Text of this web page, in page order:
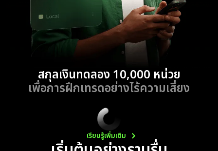
สกุลเงินทดลอง 10,000 หน่วย
เพื่อการฝึกเทรดอย่างไร้ความเสี่ยง
เรียนรู้เพิ่มเติม